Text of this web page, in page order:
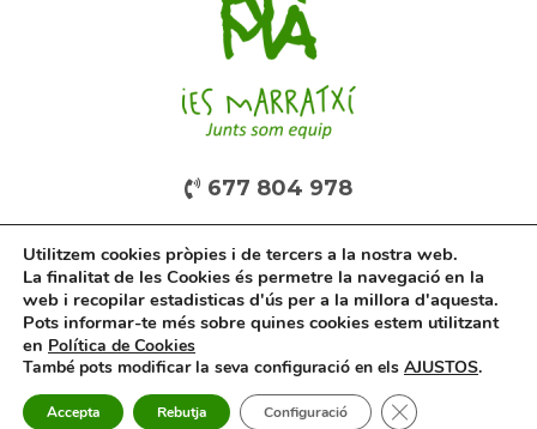
677 804 978
© APiMA de l'IES Marratxí.
Desarrollo y
diseño web de Jesús García Fernández
Utilitzem cookies pròpies i de tercers a la nostra web.
La finalitat de les Cookies és permetre la navegació en la
web i recopilar estadisticas d'ús per a la millora d'aquesta.
Pots informar-te més sobre quines cookies estem utilitzant
en Política de Cookies
També pots modificar la seva configuració en els AJUSTOS.
Accepta Rebutja Configuració Tanca el bàner de